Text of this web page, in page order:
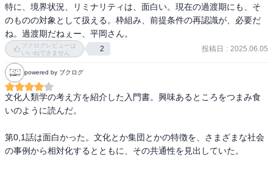
特に、境界状況、リミナリティは、面白い。現在の過渡期にも、そ
のものの対象として扱える。枠組み、前提条件の再認識が、必要だ
ね。過渡期だねぇー、平岡さん。
ブクログレビューは
いいねできません
2 投稿日 : 2025.06.05
powered by ブクログ
文化人類学の考え方を紹介した入門書。興味あるところをつまみ食
いのように読んだ。
第0,1話は面白かった。文化とか集団とかの特徴を、さまざまな社会
の事例から相対化するとともに、その共通性を見出していた。